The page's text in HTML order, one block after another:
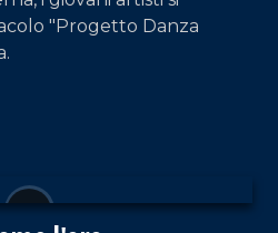
"Progetto Danza